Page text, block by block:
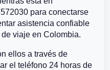
para conectarse
asistencia confiable
viaje en Colombia.
ellos a través de
el teléfono 24 horas de